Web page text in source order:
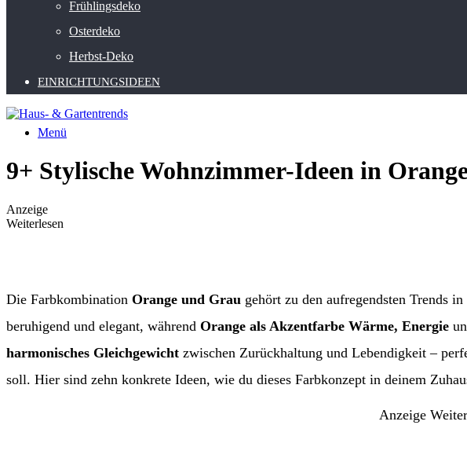
Frühlingsdeko
Osterdeko
Herbst-Deko
EINRICHTUNGSIDEEN
Menü
9+ Stylische Wohnzimmer-Ideen in
Anzeige
Weiterlesen
Die Farbkombination Orange und Grau gehört zu den aufregendsten Trends
beruhigend und elegant, während Orange als Akzentfarbe Wärme, Energie
harmonisches Gleichgewicht zwischen Zurückhaltung und Lebendigkeit –
soll. Hier sind zehn konkrete Ideen, wie du dieses Farbkonzept in deinem
Anzeige